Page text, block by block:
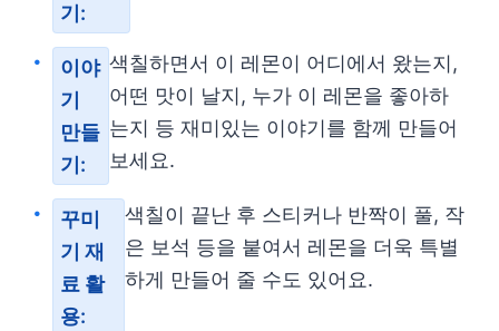
기:
이야
기
만들
기:
색칠하면서 이 레몬이 어디에서 왔는지,
어떤 맛이 날지, 누가 이 레몬을 좋아하
는지 등 재미있는 이야기를 함께 만들어
보세요.
꾸미
기 재
료 활
용:
색칠이 끝난 후 스티커나 반짝이 풀, 작
은 보석 등을 붙여서 레몬을 더욱 특별
하게 만들어 줄 수도 있어요.